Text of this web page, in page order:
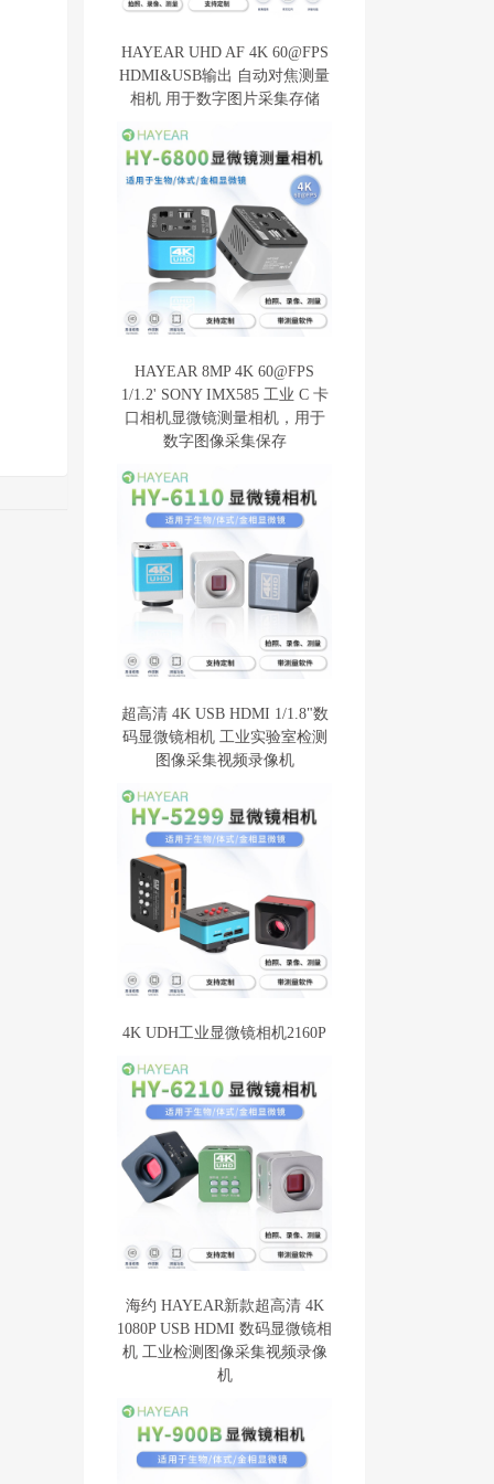
HAYEAR UHD AF 4K 60@FPS
HDMI&USB输出 自动对焦测量
相机 用于数字图片采集存储
HAYEAR 8MP 4K 60@FPS
1/1.2' SONY IMX585 工业 C 卡
口相机显微镜测量相机，用于
数字图像采集保存
超高清 4K USB HDMI 1/1.8"数
码显微镜相机 工业实验室检测
图像采集视频录像机
4K UDH工业显微镜相机2160P
海约 HAYEAR新款超高清 4K
1080P USB HDMI 数码显微镜相
机 工业检测图像采集视频录像
机